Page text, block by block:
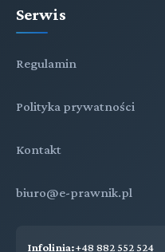
Serwis
Regulamin
Polityka prywatności
Kontakt
biuro@e-prawnik.pl
Infolinia:+48 882 552 524